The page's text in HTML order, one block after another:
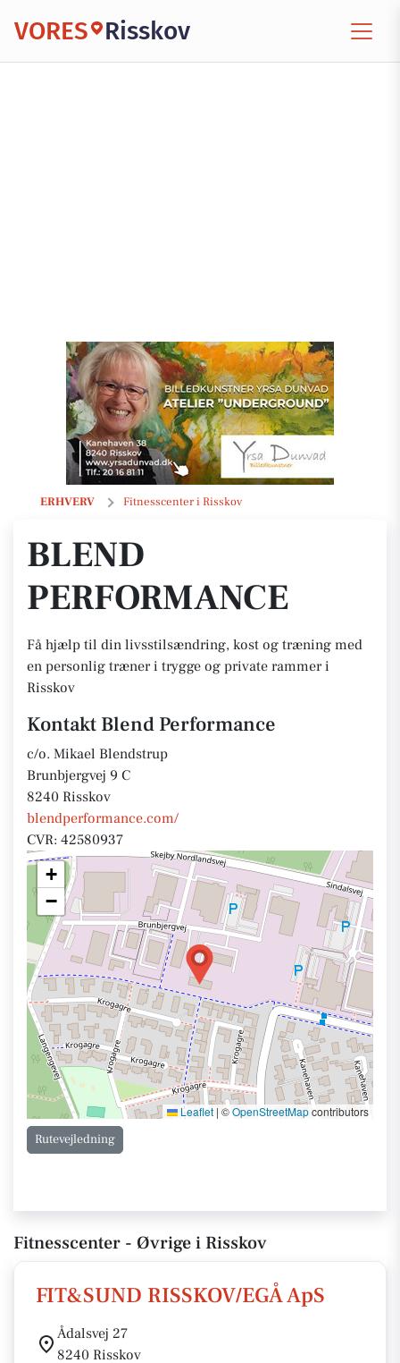
VORES Risskov
ERHVERV Fitnesscenter i Risskov
Blend Performance
BLEND
PERFORMANCE
Få hjælp til din livsstilsændring, kost og træning med
en personlig træner i trygge og private rammer i
Risskov
Kontakt Blend Performance
c/o. Mikael Blendstrup
Brunbjergvej 9 C
8240 Risskov
blendperformance.com/
CVR: 42580937
+
−
Leaflet | ©OpenStreetMapcontributors
Rutevejledning
Fitnesscenter - Øvrige i Risskov
FIT&SUND RISSKOV/EGÅ ApS
Ådalsvej 27
8240 Risskov